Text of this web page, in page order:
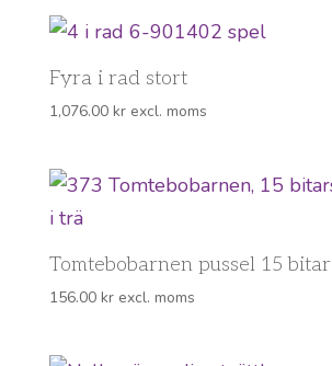
Fyra i rad stort
1,076.00 krexcl. moms
Tomtebobarnen pussel 15 bitar
156.00 krexcl. moms